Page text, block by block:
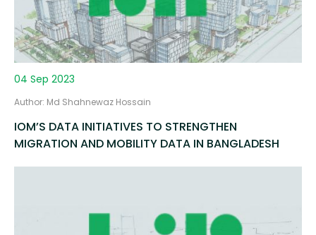
04 Sep 2023
Author: Md Shahnewaz Hossain
IOM’S DATA INITIATIVES TO STRENGTHEN
MIGRATION AND MOBILITY DATA IN BANGLADESH